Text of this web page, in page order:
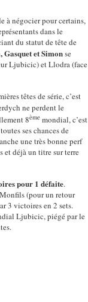
à négocier pour certains,
dans le
du statut de tête de
Gasquet et Simonse
Ljubicic) et Llodra (face
têtes de série, c’est
ne perdent le
8ème mondial, c’est
ses chances de
une très bonne perf
et déjà un titre sur terre
pour 1 défaite.
(pour un retour
3 victoires en 2 sets.
Ljubicic, piégé par le